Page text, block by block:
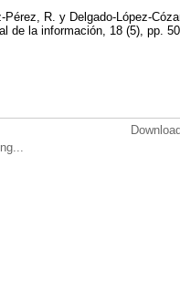
Pérez, R. y Delgado-López-
de la información, 18 (5), pp.